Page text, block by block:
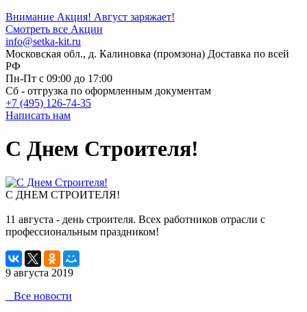
Внимание Акция! Август заряжает!
Смотреть все Акции
info@setka-kit.ru
Московская обл., д. Калиновка (промзона) Доставка по всей
РФ
Пн-Пт с 09:00 до 17:00
Сб - отгрузка по оформленным документам
+7 (495) 126-74-35
Написать нам
С Днем Строителя!
С ДНЕМ СТРОИТЕЛЯ!
11 августа - день строителя. Всех работников отрасли с
профессиональным праздником!
9 августа 2019
Все новости